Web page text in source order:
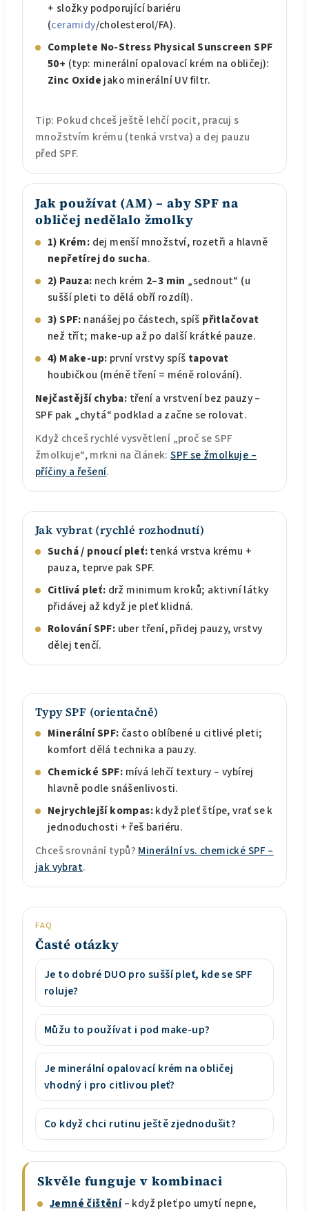
+ složky podporující bariéru
(ceramidy/cholesterol/FA).
Complete No-Stress Physical Sunscreen SPF
50+ (typ: minerální opalovací krém na obličej):
Zinc Oxide jako minerální UV filtr.
Tip: Pokud chceš ještě lehčí pocit, pracuj s
množstvím krému (tenká vrstva) a dej pauzu
před SPF.
Jak používat (AM) – aby SPF na
obličej nedělalo žmolky
1) Krém: dej menší množství, rozetři a hlavně
nepřetírej do sucha.
2) Pauza: nech krém 2–3 min „sednout“ (u
sušší pleti to dělá obří rozdíl).
3) SPF: nanášej po částech, spíš přitlačovat
než třít; make-up až po další krátké pauze.
4) Make-up: první vrstvy spíš tapovat
houbičkou (méně tření = méně rolování).
Nejčastější chyba: tření a vrstvení bez pauzy –
SPF pak „chytá“ podklad a začne se rolovat.
Když chceš rychlé vysvětlení „proč se SPF
žmolkuje“, mrkni na článek:SPF se žmolkuje –
příčiny a řešení.
Jak vybrat (rychlé rozhodnutí)
Suchá / pnoucí pleť:tenká vrstva krému +
pauza, teprve pak SPF.
Citlivá pleť: drž minimum kroků; aktivní látky
přidávej až když je pleť klidná.
Rolování SPF: uber tření, přidej pauzy, vrstvy
dělej tenčí.
Typy SPF (orientačně)
Minerální SPF: často oblíbené u citlivé pleti;
komfort dělá technika a pauzy.
Chemické SPF: mívá lehčí textury – vybírej
hlavně podle snášenlivosti.
Nejrychlejší kompas:když pleť štípe, vrať se k
jednoduchosti + řeš bariéru.
Chceš srovnání typů? Minerální vs. chemické SPF –
jak vybrat.
FAQ
Časté otázky
Je to dobré DUO pro sušší pleť, kde se SPF
roluje?
Můžu to používat i pod make-up?
Je minerální opalovací krém na obličej
vhodný i pro citlivou pleť?
Co když chci rutinu ještě zjednodušit?
Skvěle funguje v kombinaci
Jemné čištění– když pleť po umytí nepne,